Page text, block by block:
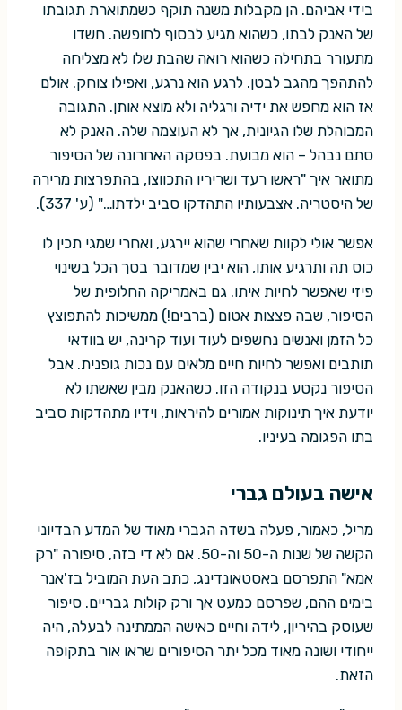
בידי אביהם. הן מקבלות משנה תוקף כשמתוארת תגובתו
של האנק לבתו, כשהוא מגיע לבסוף לחופשה. חשדו
מתעורר בתחילה כשהוא רואה שהבת שלו לא מצליחה
להתהפך מהגב לבטן. לרגע הוא נרגע, ואפילו צוחק. אולם
אז הוא מחפש את ידיה ורגליה ולא מוצא אותן. התגובה
המבוהלת שלו הגיונית, אך לא העוצמה שלה. האנק לא
סתם נבהל – הוא מבועת. בפסקה האחרונה של הסיפור
מתואר איך "ראשו רעד ושריריו התכווצו, בהתפרצות מרירה
של היסטריה. אצבעותיו התהדקו סביב ילדתו…" (ע' 337).
אפשר אולי לקוות שאחרי שהוא יירגע, ואחרי שמגי תכין לו
כוס תה ותרגיע אותו, הוא יבין שמדובר בסך הכל בשינוי
פיזי שאפשר לחיות איתו. גם באמריקה החלופית של
הסיפור, שבה פצצות אטום (ברבים!) ממשיכות להתפוצץ
כל הזמן ואנשים נחשפים לעוד ועוד קרינה, יש בוודאי
תותבים ואפשר לחיות חיים מלאים עם נכות גופנית. אבל
הסיפור נקטע בנקודה הזו. כשהאנק מבין שאשתו לא
יודעת איך תינוקות אמורים להיראות, וידיו מתהדקות סביב
בתו הפגומה בעיניו.
אישה בעולם גברי
מריל, כאמור, פעלה בשדה הגברי מאוד של המדע הבדיוני
הקשה של שנות ה-50 וה-50. אם לא די בזה, סיפורה "רק
אמא" התפרסם באסטאונדינג, כתב העת המוביל בז'אנר
בימים ההם, שפרסם כמעט אך ורק קולות גבריים. סיפור
שעוסק בהיריון, לידה וחיים כאישה הממתינה לבעלה, היה
ייחודי ושונה מאוד מכל יתר הסיפורים שראו אור בתקופה
הזאת.